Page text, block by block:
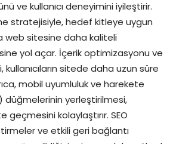
ve kullanıcı deneyimini iyileştirir.
stratejisiyle, hedef kitleye uygun
web sitesine daha kaliteli
yol açar. İçerik optimizasyonu ve
kullanıcıların sitede daha uzun süre
mobil uyumluluk ve harekete
düğmelerinin yerleştirilmesi,
geçmesini kolaylaştırır. SEO
ve etkili geri bağlantı